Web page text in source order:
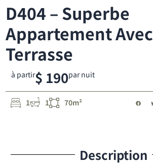
1 1 70m²
à partir$ 190par nuit
D404 – Superbe
Appartement Avec
Terrasse
Description